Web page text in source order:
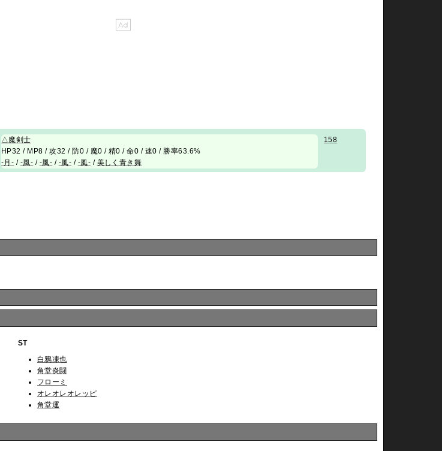
△ 魔剣士
HP32 / MP8 / 攻32 / 防0 / 魔0 / 精0 / 命0 / 速0 / 勝率63.6%
-月- / -風- / -風- / -風- / -風- / 美しく青き舞
158
ST
白鴉凍也
角堂炎闘
フローミ
オレオレオレッピ
角堂運